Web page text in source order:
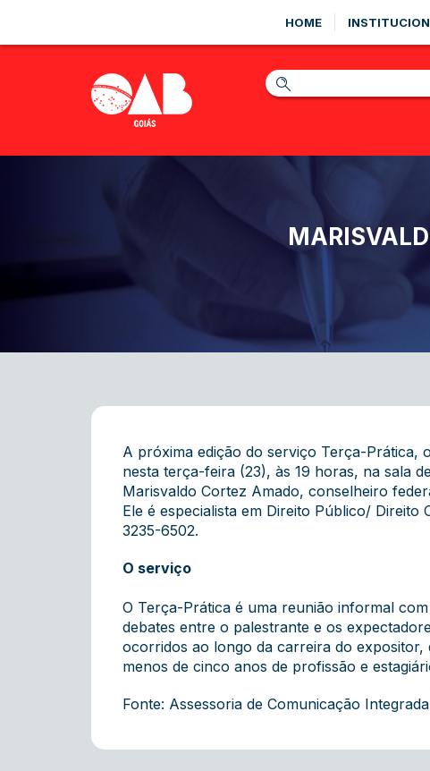
HOME
A próxima edição do serviço Terça-Prática,
nesta terça-feira (23), às 19 horas, na sala
Marisvaldo Cortez Amado, conselheiro
Ele é especialista em Direito Público/
3235-6502.
O serviço
O Terça-Prática é uma reunião informal
debates entre o palestrante e os
ocorridos ao longo da carreira do
menos de cinco anos de profissão e
Fonte: Assessoria de Comunicação